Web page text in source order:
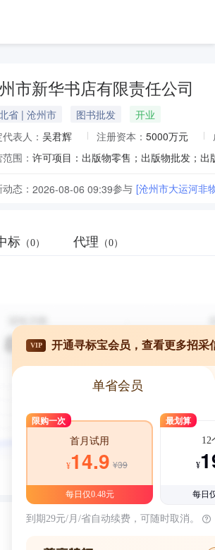
市新华书店有限责任公司
省 | 沧州市 图书批发
开业
表人： 吴君辉 注册资本： 5000万元
围：
态： 2026-08-06 09:39参与 [沧州市大运河非
标 （0） 代理 （0）
VIP 开通寻标宝会员，查看更多招采
单省会员
限购一次
首月试用
¥14.9 ¥39
每日仅0.48元
最划算
12
¥
每日
到期29元/月/省自动续费，可随时取消。